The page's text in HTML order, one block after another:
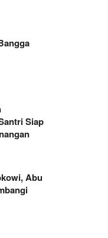
Siap
Abu